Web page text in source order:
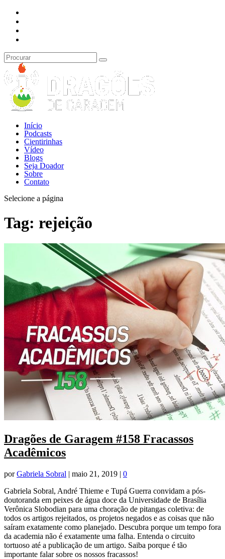
Início
Podcasts
Cientirinhas
Vídeo
Blogs
Seja Doador
Sobre
Contato
Selecione a página
Tag: rejeição
Dragões de Garagem #158 Fracassos
Acadêmicos
porGabriela Sobral | maio 21, 2019 | 0
Gabriela Sobral, André Thieme e Tupá Guerra convidam a pós-
doutoranda em peixes de água doce da Universidade de Brasília
Verônica Slobodian para uma choração de pitangas coletiva: de
todos os artigos rejeitados, os projetos negados e as coisas que não
saíram exatamente como planejado. Descubra porque um tempo fora
da academia não é exatamente uma falha. Entenda o circuito
tortuoso até a publicação de um artigo. Saiba porque é tão
importante falar sobre os nossos fracassos!